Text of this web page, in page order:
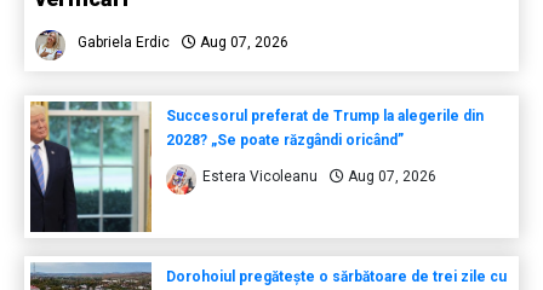
Gabriela Erdic Aug 07, 2026
Succesorul preferat de Trump la alegerile din
2028? „Se poate răzgândi oricând”
Estera Vicoleanu Aug 07, 2026
Dorohoiul pregătește o sărbătoare de trei zile cu